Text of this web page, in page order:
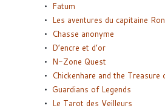
Fatum
Les aventures du capitaine
Chasse anonyme
D’encre et d’or
N-Zone Quest
Chickenhare and the
Guardians of Legends
Le Tarot des Veilleurs